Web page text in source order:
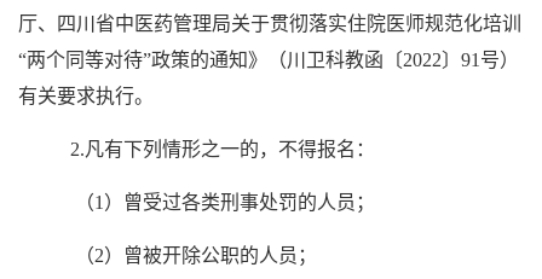
厅、四川省中医药管理局关于贯彻落实住院医师规范化培训
“两个同等对待”政策的通知》（川卫科教函〔2022〕91号）
有关要求执行。
2.凡有下列情形之一的，不得报名：
（1）曾受过各类刑事处罚的人员；
（2）曾被开除公职的人员；